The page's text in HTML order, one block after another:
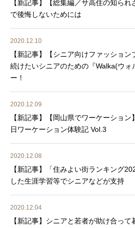
【新記事】【総集編／サ高住の知ら
で後悔しないためには
2020.12.10
【新記事】【シニア向けファッショ
続けたいシニアのための『Walka(ウォ
ー！
2020.12.09
【新記事】【岡山県でワーケーショ
日ワーケーション体験記 Vol.3
2020.12.08
【新記事】「住みよい街ランキング
した生涯学習等でシニアなどが支持
2020.12.04
【新記事】シニアと若者が助け合っ